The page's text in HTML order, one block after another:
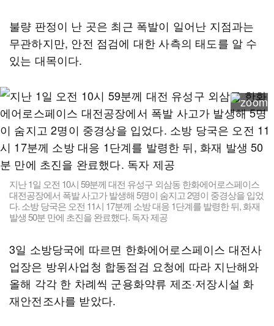
불량 판정이 난 곳은 최근 폭발이 일어난 지점과는
무관하지만, 안전 점검에 대한 사측의 태도를 알 수
있는 대목이다.
지난 1일 오전 10시 59분께 대전 유성구 외삼동 한화에어로스페이스
대전공장에서 폭발 사고가 발생해 5명이 숨지고 2명이 중경상을 입었
다. 소방 당국은 오전 11시 17분께 소방 대응 1단계를 발령한 뒤, 화재
발생 50분 만에 초진을 완료했다. 독자 제공
3일 소방당국에 따르면 한화에어로스페이스 대전사
업장은 방위사업청 합동점검 요청에 따라 지난해와
올해 각각 한 차례씩 군용화약류 제조·저장시설 화
재안전조사를 받았다.